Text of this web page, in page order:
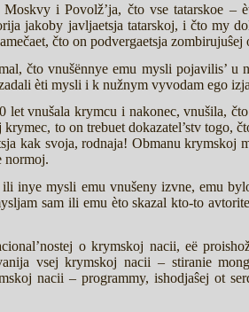
i Povolž’ja, čto vse tatarskoe
jakoby javljaetsja tatarskoj, i čto my
čto on podvergaetsja
čto vnušënnye emu mysli pojavilis’ u
èti mysli i k nužnym vyvodam ego
let vnušala krymcu i nakonec, vnušila,
to on trebuet dokazatel’stv togo,
kak svoja, rodnaja! Obmanu krymskoj
normoj.
inye mysli emu vnušeny izvne, emu
sam ili emu èto skazal kto-to
o krymskoj nacii, eë
vsej krymskoj nacii – stiranie
nacii – programmy, ishodjaŝej ot